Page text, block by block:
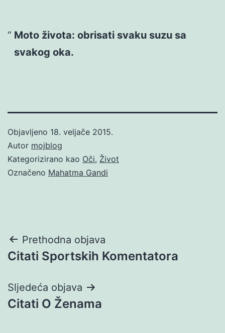
Moto života: obrisati svaku suzu sa
svakog oka.
Objavljeno 18. veljače 2015.
Autor mojblog
Kategorizirano kao Oči, Život
Označeno Mahatma Gandi
Navigacija
objava
Prethodna objava
Citati Sportskih Komentatora
Sljedeća objava
Citati O Ženama